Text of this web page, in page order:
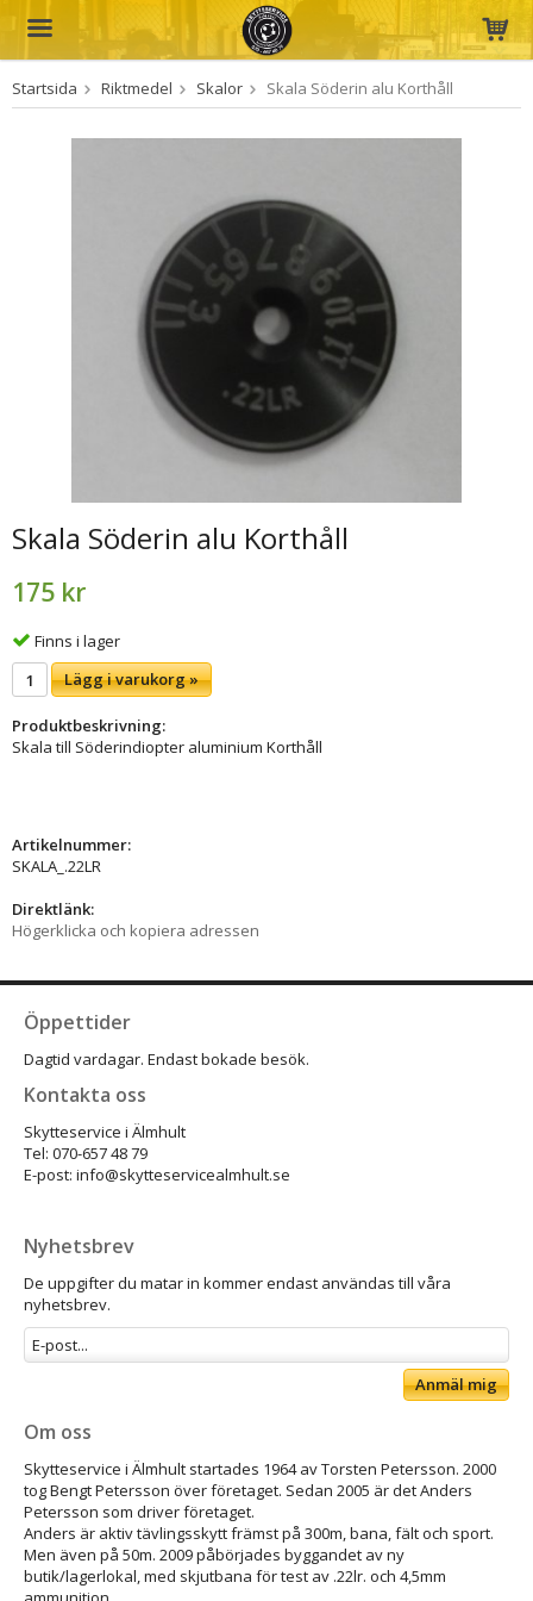
Produkten har blivit tillagd i varukorgen
Startsida Riktmedel Skalor Skala Söderin alu Korthåll
Skala Söderin alu Korthåll
175 kr
Finns i lager
Lägg i varukorg »
Produktbeskrivning:
Skala till Söderindiopter aluminium Korthåll
Artikelnummer:
SKALA_.22LR
Direktlänk:
Högerklicka och kopiera adressen
Öppettider
Dagtid vardagar. Endast bokade besök.
Kontakta oss
Skytteservice i Älmhult
Tel: 070-657 48 79
E-post: info@skytteservicealmhult.se
Nyhetsbrev
De uppgifter du matar in kommer endast användas till våra
nyhetsbrev.
Anmäl mig
Om oss
Skytteservice i Älmhult startades 1964 av Torsten Petersson. 2000
tog Bengt Petersson över företaget. Sedan 2005 är det Anders
Petersson som driver företaget.
Anders är aktiv tävlingsskytt främst på 300m, bana, fält och sport.
Men även på 50m. 2009 påbörjades byggandet av ny
butik/lagerlokal, med skjutbana för test av .22lr. och 4,5mm